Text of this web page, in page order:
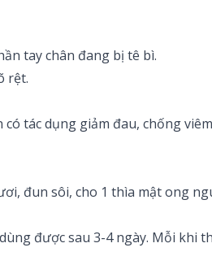
tay chân đang bị tê bì.
rệt.
tác dụng giảm đau, chống
đun sôi, cho 1 thìa mật ong
được sau 3-4 ngày. Mỗi khi